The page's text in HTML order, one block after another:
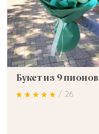
Букет из 9 пионов
/ 26